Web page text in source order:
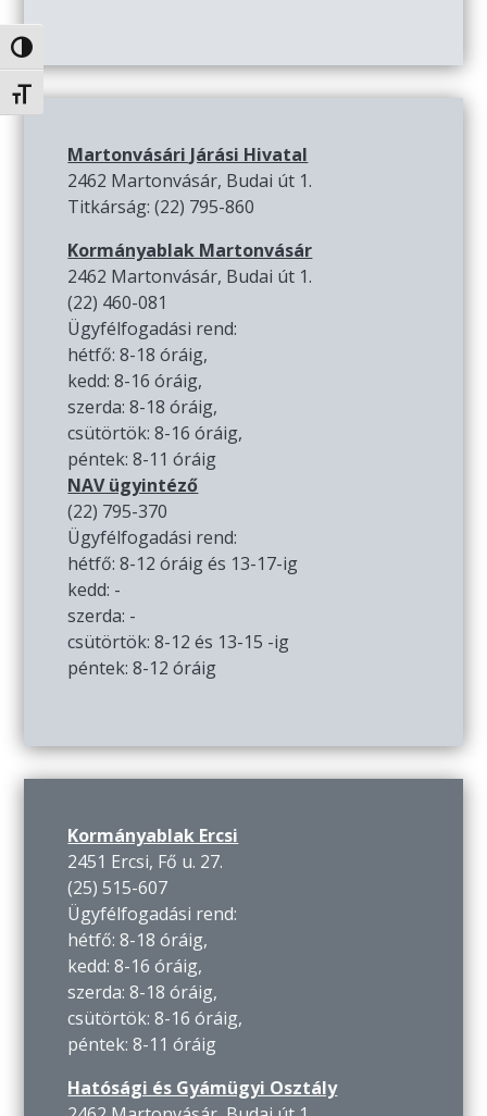
Nagy kontraszt váltása
Betűméret váltása
Martonvásári Járási Hivatal
2462 Martonvásár, Budai út 1.
Titkárság: (22) 795-860
Kormányablak Martonvásár
2462 Martonvásár, Budai út 1.
(22) 460-081
Ügyfélfogadási rend:
hétfő: 8-18 óráig,
kedd: 8-16 óráig,
szerda: 8-18 óráig,
csütörtök: 8-16 óráig,
péntek: 8-11 óráig
NAV ügyintéző
(22) 795-370
Ügyfélfogadási rend:
hétfő: 8-12 óráig és 13-17-ig
kedd: -
szerda: -
csütörtök: 8-12 és 13-15 -ig
péntek: 8-12 óráig
Kormányablak Ercsi
2451 Ercsi, Fő u. 27.
(25) 515-607
Ügyfélfogadási rend:
hétfő: 8-18 óráig,
kedd: 8-16 óráig,
szerda: 8-18 óráig,
csütörtök: 8-16 óráig,
péntek: 8-11 óráig
Hatósági és Gyámügyi Osztály